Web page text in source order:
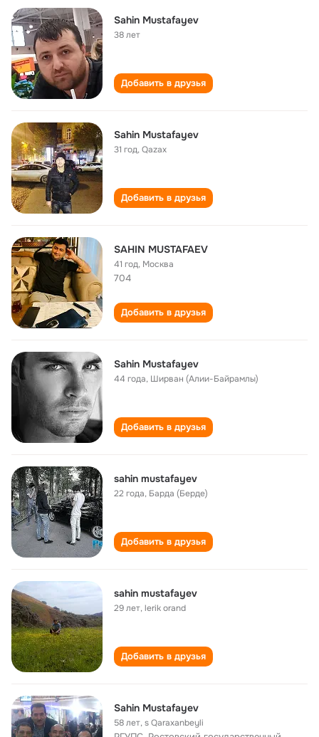
Sahin Mustafayev
38 лет
Добавить в друзья
Sahin Mustafayev
31 год,Qazax
Добавить в друзья
SAHIN MUSTAFAEV
41 год, Москва
704
Добавить в друзья
Sahin Mustafayev
44 года, Ширван (Алии-Байрамлы)
Добавить в друзья
sahin mustafayev
22 года, Барда (Берде)
Добавить в друзья
sahin mustafayev
29 лет,lerik orand
Добавить в друзья
Sahin Mustafayev
58 лет,s Qaraxanbeyli